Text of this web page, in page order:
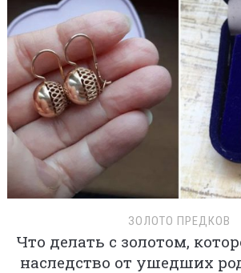
ЗОЛОТО ПРЕДКОВ
Что делать с золотом,
наследство от ушедших